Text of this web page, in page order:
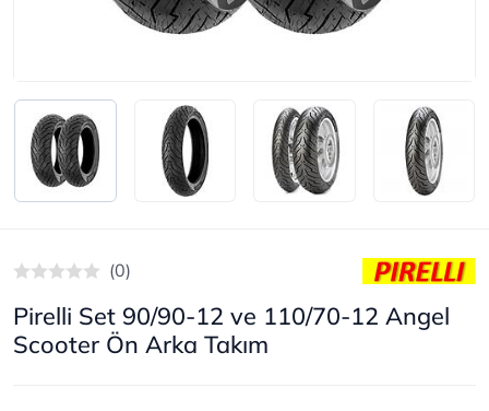
(0)
Pirelli Set 90/90-12 ve 110/70-12 Angel
Scooter Ön Arka Takım